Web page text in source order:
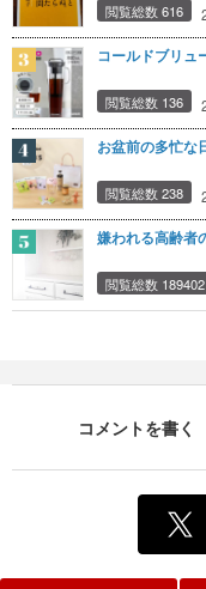
閲覧総数 616
コールドブリュ
閲覧総数 136
お盆前の多忙な
閲覧総数 238
嫌われる高齢者
閲覧総数 189402
コメントを書く